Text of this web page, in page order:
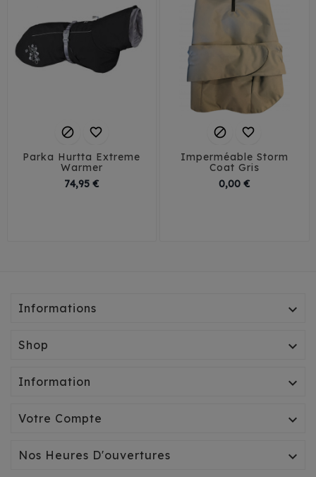
 
Parka Hurtta Extreme
Warmer
74,95 €Prix
 
Imperméable Storm
Coat Gris
0,00 €Prix
Informations 
Shop 
Information 
Votre Compte 
Nos Heures D'ouvertures 